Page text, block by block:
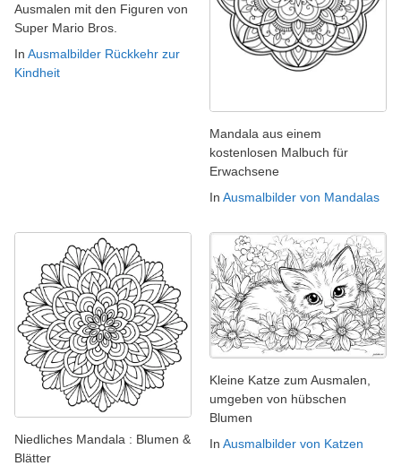
Ausmalen mit den Figuren von
Super Mario Bros.
In Ausmalbilder Rückkehr zur
Kindheit
Mandala aus einem
kostenlosen Malbuch für
Erwachsene
In Ausmalbilder von Mandalas
Niedliches Mandala : Blumen &
Blätter
Kleine Katze zum Ausmalen,
umgeben von hübschen
Blumen
In Ausmalbilder von Katzen